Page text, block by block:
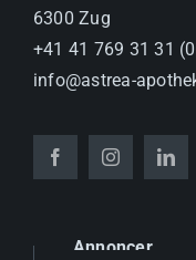
6300 Zug
+41 41 769 31 31
info@astrea-
Annoncer